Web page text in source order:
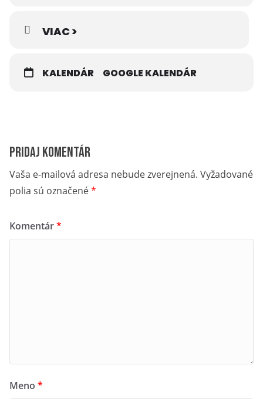
VIAC >
KALENDÁR GOOGLE KALENDÁR
Pridaj komentár
Vaša e-mailová adresa nebude zverejnená. Vyžadované
polia sú označené*
Komentár*
Meno *